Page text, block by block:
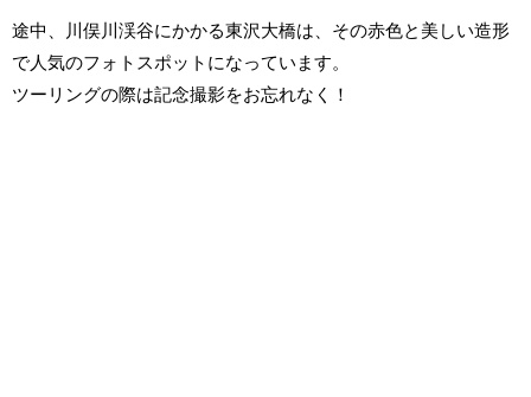
途中、川俣川渓谷にかかる東沢大橋は、その赤色と美しい造形
で人気のフォトスポットになっています。
ツーリングの際は記念撮影をお忘れなく！